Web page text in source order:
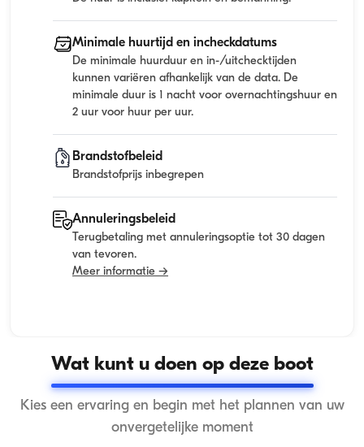
Minimale huurtijd en incheckdatums
De minimale huurduur en in-/uitchecktijden
kunnen variëren afhankelijk van de data. De
minimale duur is 1 nacht voor overnachtingshuur en
2 uur voor huur per uur.
Brandstofbeleid
Brandstofprijs inbegrepen
Annuleringsbeleid
Terugbetaling met annuleringsoptie tot 30 dagen
van tevoren.
Meer informatie →
Wat kunt u doen op deze boot
Kies een ervaring en begin met het plannen van uw
onvergetelijke moment